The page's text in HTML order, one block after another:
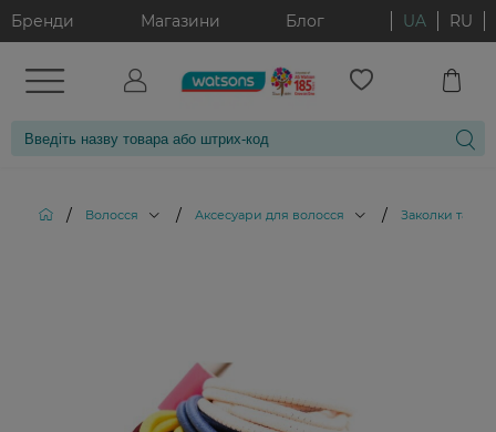
Бренди Магазини Блог UA RU
/ Волосся / Аксесуари для волосся / Заколки та